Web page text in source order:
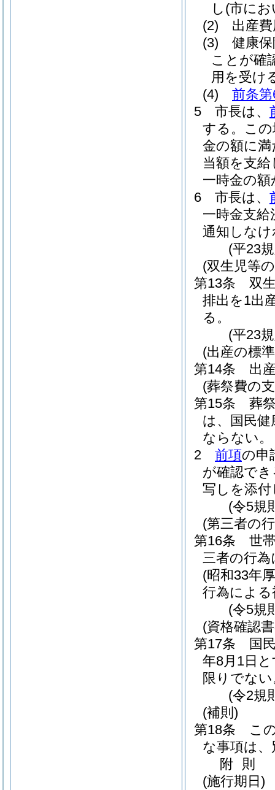
し (市に
(2)
出産
(3)
健康
ことが確
用を受け
(4)
前条
5
市長は、
する。 こ
金の額に
当額を支
一時金の
6
市長は、
一時金支
通知しな
(平23
(双生児等
第13条
双
排出を1出
る。
(平23
(出産の標
第14条
出
(葬祭費の
第15条
葬
は、国民
ならない。
2
前項の申
が確認で
写しを添
(令5規
(第三者の
第16条
世
三者の行
(昭和33年
行為によ
(令5規
(資格確認
第17条
国
年8月1日
限りでな
(令2規
(補則)
第18条
こ
な事項は
附 則
(施行期日)